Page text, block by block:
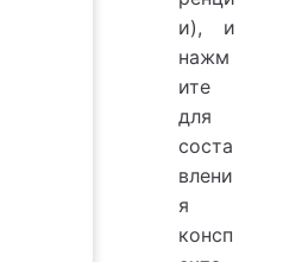
и), и
нажм
ите
для
соста
влени
я
консп